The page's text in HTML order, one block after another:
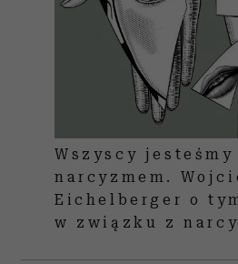
Wszyscy
narcyzmem.
Eichelberger o
w związku z